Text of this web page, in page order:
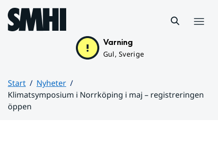
Hoppa till sidans innehåll
Varning
Gul, Sverige
Start
Nyheter
Klimatsymposium i Norrköping i maj – registreringen
öppen